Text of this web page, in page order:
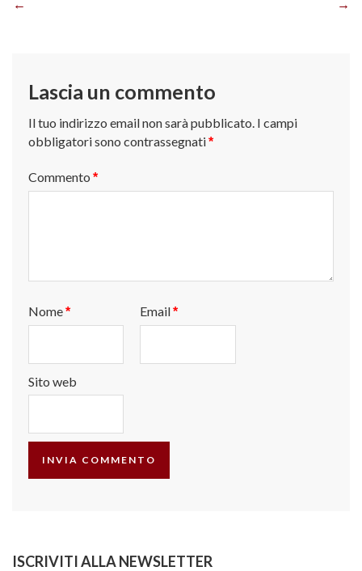
Navigazione
Lascia un commento
Il tuo indirizzo email non sarà pubblicato. I campi
obbligatori sono contrassegnati*
Commento *
Nome* Email*
Sito web
ISCRIVITI ALLA NEWSLETTER